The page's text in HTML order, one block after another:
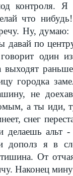
контроля. Я
что
Ну,
по
один
городка
не
а ты иди,
снег
альт -
дополз я в
От
Наконец